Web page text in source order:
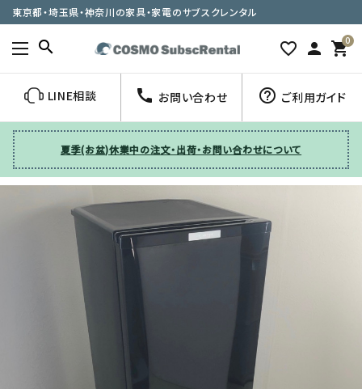
東京都・埼玉県・神奈川の家具・家電のサブスクレンタル
search favorite_border person 0
shopping_cart
LINE相談 call お問い合わせ help_outline ご利用ガイド
夏季(お盆)休業中の注文・出荷・お問い合わせについて